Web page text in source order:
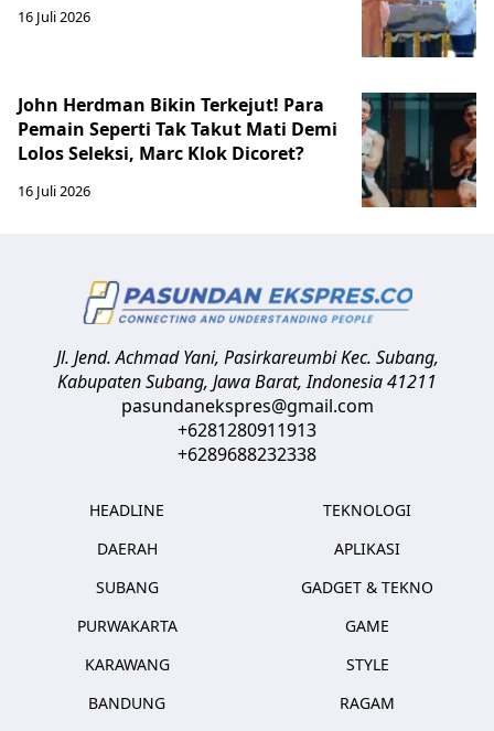
16 Juli 2026
John Herdman Bikin Terkejut! Para
Pemain Seperti Tak Takut Mati Demi
Lolos Seleksi, Marc Klok Dicoret?
16 Juli 2026
Jl. Jend. Achmad Yani, Pasirkareumbi Kec. Subang,
Kabupaten Subang, Jawa Barat,Indonesia41211
pasundanekspres@gmail.com
+6281280911913
+6289688232338
HEADLINE
DAERAH
SUBANG
PURWAKARTA
KARAWANG
BANDUNG
TEKNOLOGI
APLIKASI
GADGET & TEKNO
GAME
STYLE
RAGAM